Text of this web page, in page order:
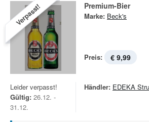
Verpasst! Premium-Bier
Marke: Beck's
Preis: € 9,99
Leider verpasst!
Gültig: 26.12. -
31.12.
Händler: EDEKA